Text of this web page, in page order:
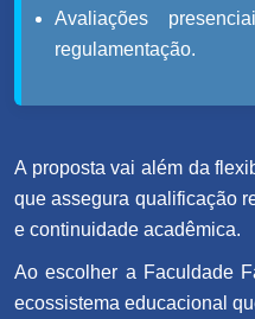
Avaliações
regulamentação.
A proposta vai além da
que assegura qualificação
e continuidade acadêmica.
Ao escolher a Faculdade
ecossistema educacional